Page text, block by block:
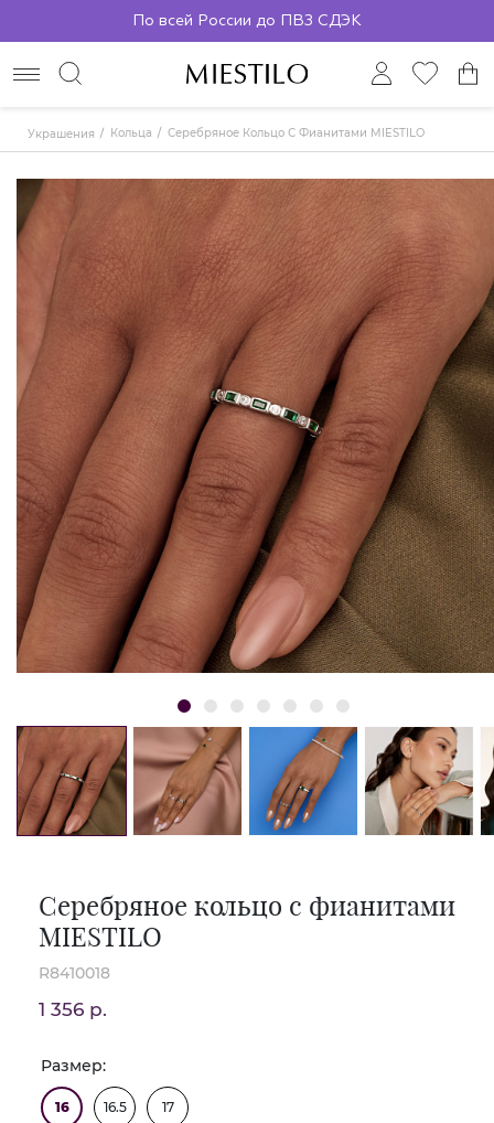
По всей России до ПВЗ СДЭК
Украшения Кольца Серебряное Кольцо С Фианитами MIESTILO
Серебряное кольцо с фианитами
MIESTILO
R8410018
1 356 р.
Размер:
16 16.5 17